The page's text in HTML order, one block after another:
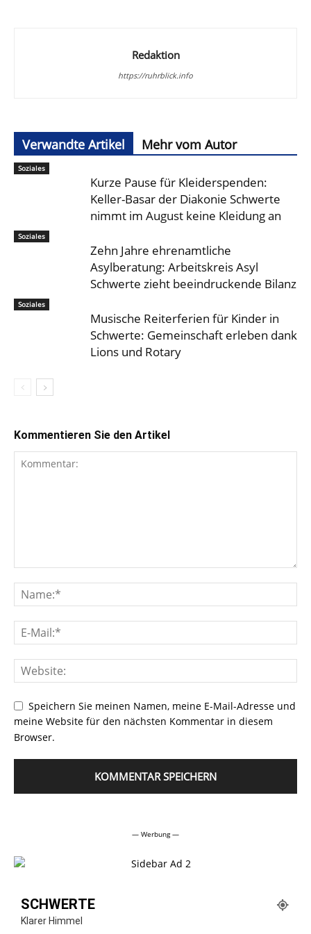
Redaktion
https://ruhrblick.info
Verwandte Artikel Mehr vom Autor
Soziales
Kurze Pause für Kleiderspenden:
Keller-Basar der Diakonie Schwerte
nimmt im August keine Kleidung an
Soziales
Zehn Jahre ehrenamtliche
Asylberatung: Arbeitskreis Asyl
Schwerte zieht beeindruckende Bilanz
Soziales
Musische Reiterferien für Kinder in
Schwerte: Gemeinschaft erleben dank
Lions und Rotary
Kommentieren Sie den Artikel
Speichern Sie meinen Namen, meine E-Mail-Adresse und
meine Website für den nächsten Kommentar in diesem
Browser.
— Werbung —
SCHWERTE
Klarer Himmel